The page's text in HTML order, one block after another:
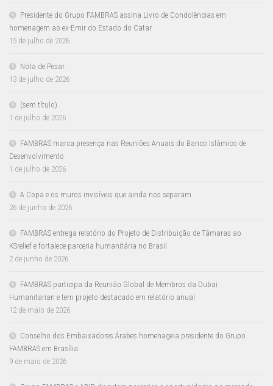
Presidente do Grupo FAMBRAS assina Livro de Condolências em
homenagem ao ex-Emir do Estado do Catar
15 de julho de 2026
Nota de Pesar
13 de julho de 2026
(sem título)
1 de julho de 2026
FAMBRAS marca presença nas Reuniões Anuais do Banco Islâmico de
Desenvolvimento
1 de julho de 2026
A Copa e os muros invisíveis que ainda nos separam
26 de junho de 2026
FAMBRAS entrega relatório do Projeto de Distribuição de Tâmaras ao
KSrelief e fortalece parceria humanitária no Brasil
2 de junho de 2026
FAMBRAS participa da Reunião Global de Membros da Dubai
Humanitarian e tem projeto destacado em relatório anual
12 de maio de 2026
Conselho dos Embaixadores Árabes homenageia presidente do Grupo
FAMBRAS em Brasília
9 de maio de 2026